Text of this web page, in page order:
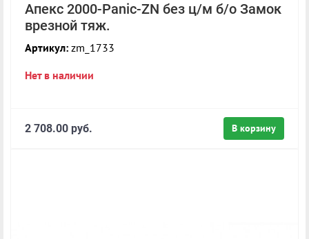
Апекс 2000-Panic-ZN без ц/м б/о Замок
врезной тяж.
Артикул: zm_1733
Нет в наличии
В корзину
2 708.00 руб.